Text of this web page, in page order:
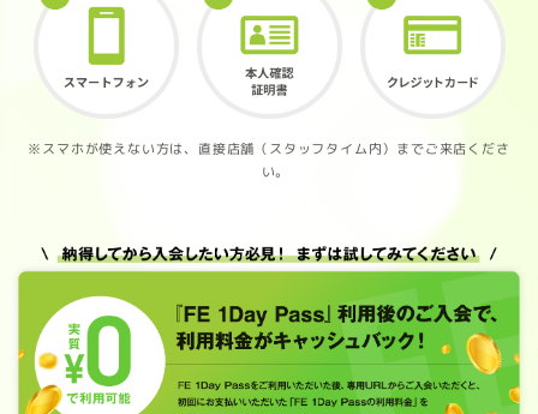
※スマホが使えない方は、直接店舗（スタッフタイム内）までご来店くださ
い。